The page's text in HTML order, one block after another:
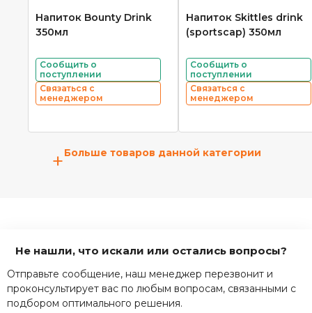
Напиток Bounty Drink
350мл
Сообщить о
поступлении
Связаться с
менеджером
Напиток Skittles drink
(sportscap) 350мл
Сообщить о
поступлении
Связаться с
менеджером
+Больше товаров данной категории
Не нашли, что искали или остались вопросы?
Отправьте сообщение, наш менеджер перезвонит и
проконсультирует вас по любым вопросам, связанными с
подбором оптимального решения.